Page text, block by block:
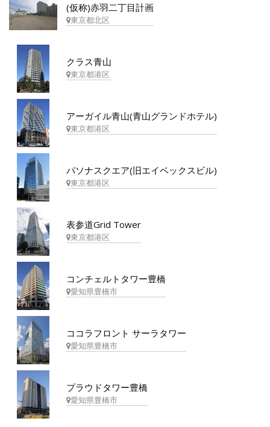
(仮称)赤羽二丁目計画
東京都北区
クラス青山
東京都港区
アーガイル青山(青山グランドホテル)
東京都港区
パソナスクエア(旧エイベックスビル)
東京都港区
表参道Grid Tower
東京都港区
コンチェルトタワー豊橋
愛知県豊橋市
ココラフロント サーラタワー
愛知県豊橋市
プラウドタワー豊橋
愛知県豊橋市